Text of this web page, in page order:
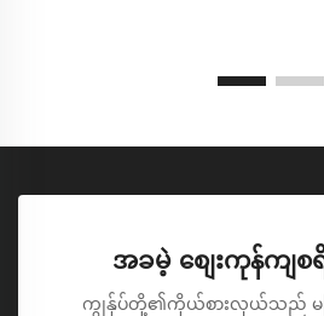
အခမဲ့ စျေးကုန်ကျ
ကျွန်ုပ်တို့၏ကိုယ်စားလှယ်သည် မ